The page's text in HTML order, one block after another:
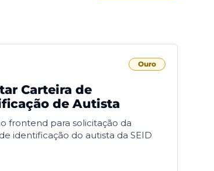
Ouro
Carteira de
de Autista
frontend para solicitação da
identificação do autista da SEID